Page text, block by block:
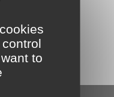
to
Je crée mon compte